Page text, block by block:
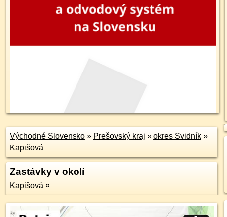
Východné Slovensko » Prešovský kraj » okres Svidník »
Kapišová
Zastávky v okolí
Kapišová ¤